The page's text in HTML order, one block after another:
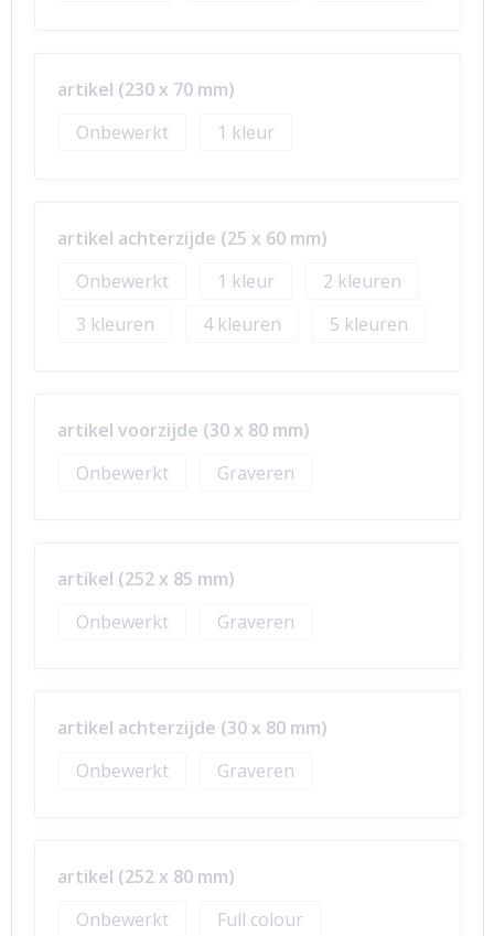
artikel (230 x 70 mm)
Onbewerkt
1
artikel achterzijde (25 x 60 mm)
Onbewerkt
1
2
3
4 5
artikel voorzijde (30 x 80 mm)
Onbewerkt
Graveren
artikel (252 x 85 mm)
Onbewerkt
Graveren
artikel achterzijde (30 x 80 mm)
Onbewerkt
Graveren
artikel (252 x 80 mm)
Onbewerkt
Full colour